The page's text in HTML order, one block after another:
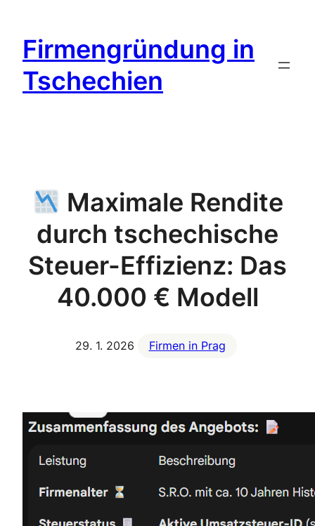
springen
Firmengründung in
Tschechien
Maximale Rendite
durch tschechische
Steuer-Effizienz: Das
40.000 € Modell
29. 1. 2026 Firmen in Prag